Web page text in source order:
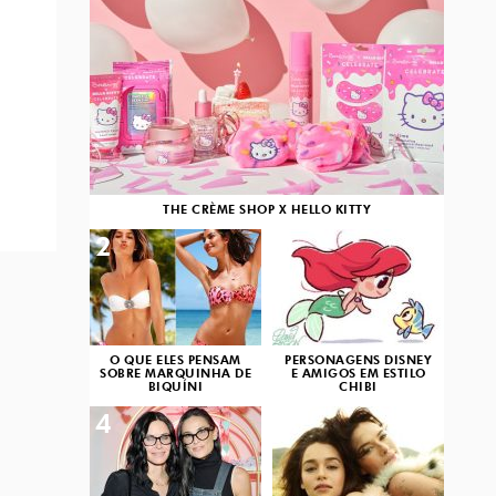
THE CRÈME SHOP X HELLO KITTY
O QUE ELES PENSAM
SOBRE MARQUINHA DE
BIQUÍNI
2
PERSONAGENS DISNEY
E AMIGOS EM ESTILO
CHIBI
3
4